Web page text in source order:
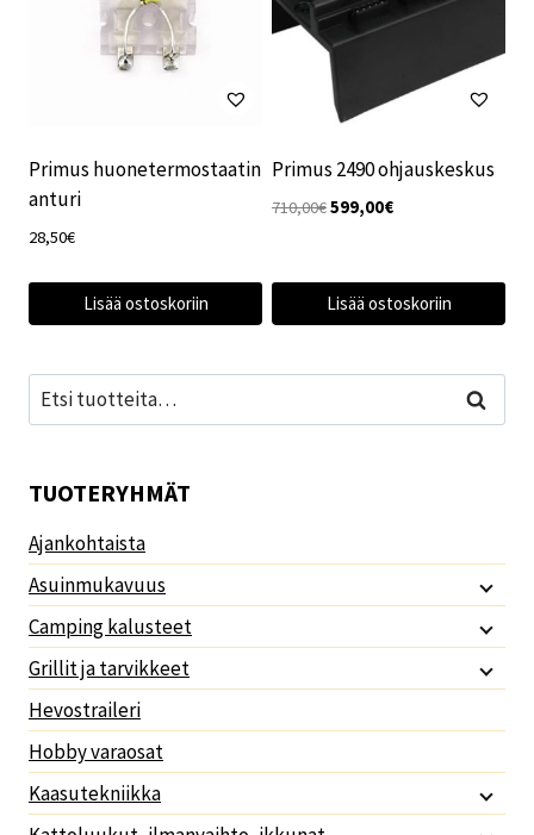
Primus huonetermostaatin
anturi
28,50€
Lisää ostoskoriin
Primus 2490 ohjauskeskus
710,00€Alkuperäinen
710,00€.
599,00€Nykyinen
599,00€.
Lisää ostoskoriin
Etsi: Haku
TUOTERYHMÄT
Ajankohtaista
Asuinmukavuus
Camping kalusteet
Grillit ja tarvikkeet
Hevostraileri
Hobby varaosat
Kaasutekniikka